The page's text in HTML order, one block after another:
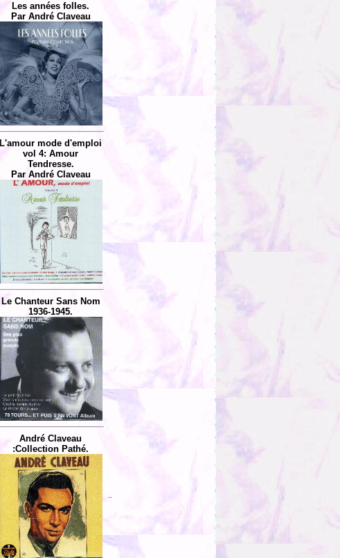
Les années folles.
Par André Claveau
L'amour mode d'emploi
vol 4: Amour
Tendresse.
Par André Claveau
Le Chanteur Sans Nom
1936-1945.
André Claveau
:Collection Pathé.